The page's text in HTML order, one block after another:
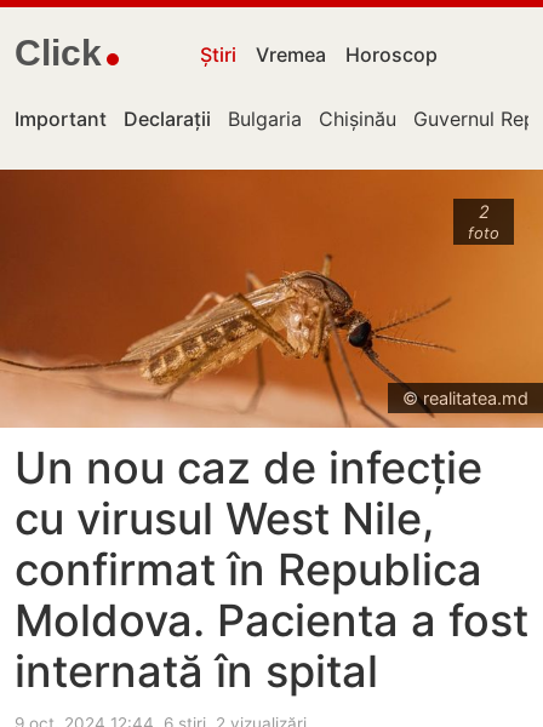
Click Știri Vremea Horoscop
Important Declarații Bulgaria Chișinău Guvernul
2
foto
© realitatea.md
Un nou caz de infecție
cu virusul West Nile,
confirmat în Republica
Moldova. Pacienta a fost
internată în spital